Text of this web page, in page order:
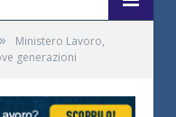
»
Ministero Lavoro,
generazioni